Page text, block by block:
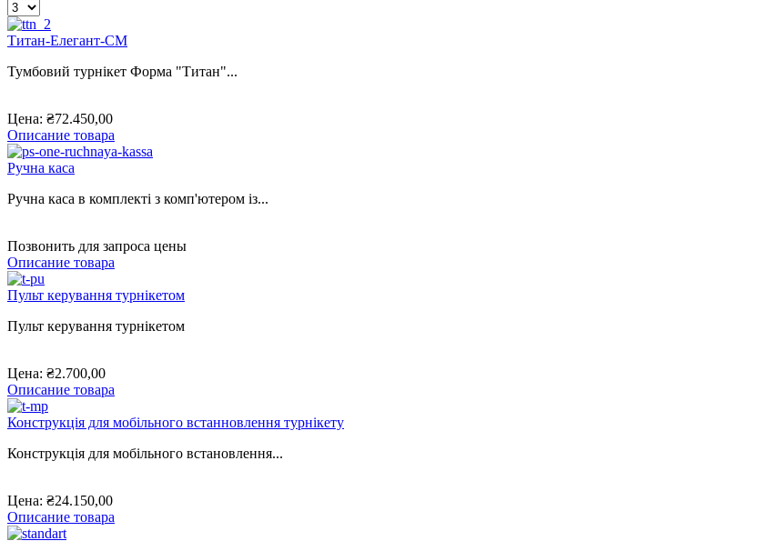
Титан-Елегант-CМ
Тумбовий турнікет Форма "Титан"...
Цена: ₴72.450,00
Описание товара
Ручна каса
Ручна каса в комплекті з комп'ютером із...
Позвонить для запроса цены
Описание товара
Пульт керування турнікетом
Пульт керування турнікетом
Цена: ₴2.700,00
Описание товара
Конструкція для мобільного встанновлення турнікету
Конструкція для мобільного встановлення...
Цена: ₴24.150,00
Описание товара